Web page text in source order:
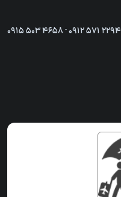
0915 503 4658-0912 571 2294